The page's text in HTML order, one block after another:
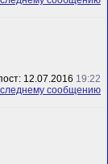
12.07.2016 19:22